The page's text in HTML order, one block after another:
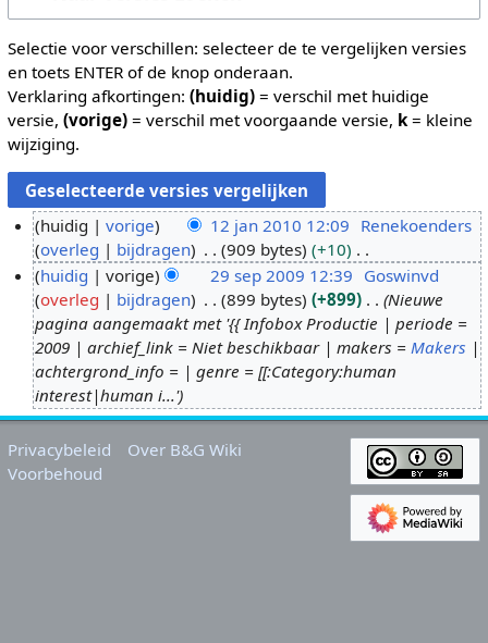
Selectie voor verschillen: selecteer de te vergelijken versies
en toets ENTER of de knop onderaan.
Verklaring afkortingen: (huidig)= verschil met huidige
versie, (vorige)= verschil met voorgaande versie, k= kleine
wijziging.
2
1
0
huidig vorige 12 jan 2010 12:09 Renekoenders
overleg
bijdragen 909 bytes
+10
G
e
e
n
b
e
w
2
0
0
huidig vorige 29 sep 2009 12:39 Goswinvd
overleg
bijdragen 899 bytes +899
Nieuwe
pagina aangemaakt met '{{ Infobox Productie | periode =
2009 | archief_link = Niet beschikbaar | makers =Makers |
achtergrond_info = | genre = [[:Category:human
interest|human i...'
Privacybeleid
Over B&G Wiki
Voorbehoud